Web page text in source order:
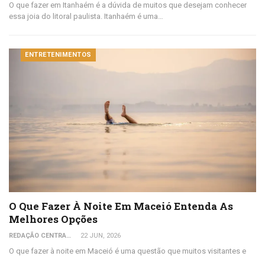
O que fazer em Itanhaém é a dúvida de muitos que desejam conhecer
essa joia do litoral paulista. Itanhaém é uma…
ENTRETENIMENTOS
O Que Fazer À Noite Em Maceió Entenda As
Melhores Opções
22 JUN, 2026
O que fazer à noite em Maceió é uma questão que muitos visitantes e